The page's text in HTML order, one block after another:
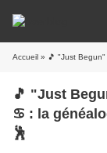
Accueil » 🎵 "Just Begun" de
🎵 "Just
♋ : la
🕺